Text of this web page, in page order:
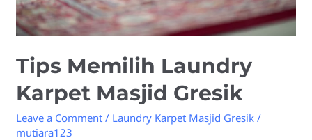
Tips Memilih Laundry
Karpet Masjid Gresik
Leave a Comment / Laundry Karpet Masjid Gresik /
mutiara123